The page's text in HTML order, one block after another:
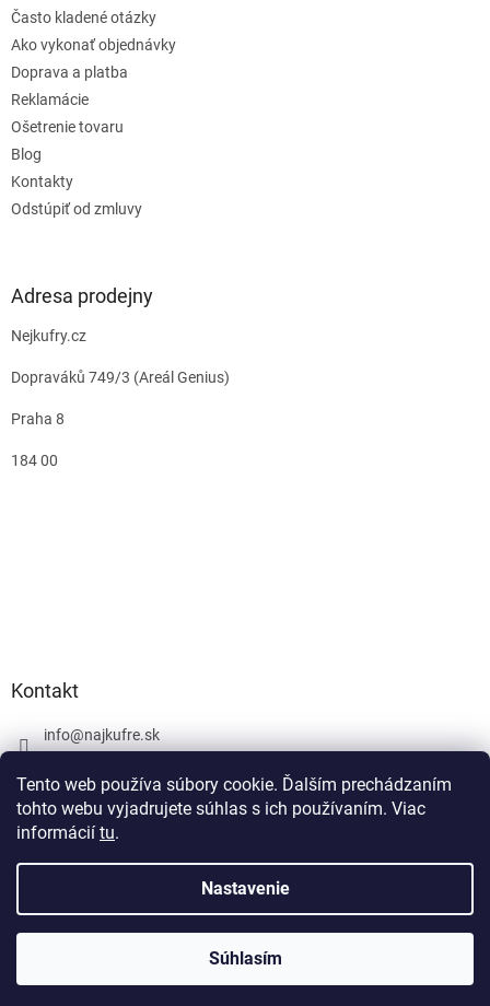
Tento web používa súbory cookie. Ďalším prechádzaním
tohto webu vyjadrujete súhlas s ich používaním. Viac
informácií tu.
Nastavenie
Súhlasím
Často kladené otázky
Ako vykonať objednávky
Doprava a platba
Reklamácie
Ošetrenie tovaru
Blog
Kontakty
Odstúpiť od zmluvy
Adresa prodejny
Nejkufry.cz
Dopraváků 749/3 (Areál Genius)
Praha 8
184 00
Kontakt
info@najkufre.sk
Facebook
Vytvoril Shoptet
najkufre.sk. Všetky práva vyhradené.